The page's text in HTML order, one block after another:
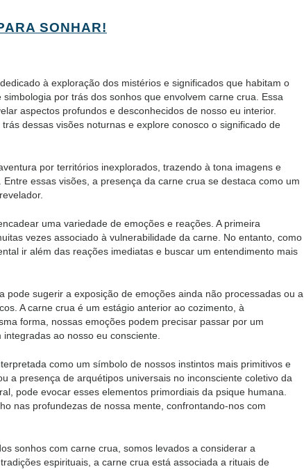
SONHAR!
à exploração dos mistérios e significados que habitam o
por trás dos sonhos que envolvem carne crua. Essa
aspectos profundos e desconhecidos de nosso eu interior.
dessas visões noturnas e explore conosco o significado de
por territórios inexplorados, trazendo à tona imagens e
essas visões, a presença da carne crua se destaca como um
uma variedade de emoções e reações. A primeira
vezes associado à vulnerabilidade da carne. No entanto, como
ir além das reações imediatas e buscar um entendimento mais
pode sugerir a exposição de emoções ainda não processadas ou a
A carne crua é um estágio anterior ao cozimento, à
forma, nossas emoções podem precisar passar por um
ao nosso eu consciente.
como um símbolo de nossos instintos mais primitivos e
a presença de arquétipos universais no inconsciente coletivo da
pode evocar esses elementos primordiais da psique humana.
nas profundezas de nossa mente, confrontando-nos com
sonhos com carne crua, somos levados a considerar a
espirituais, a carne crua está associada a rituais de